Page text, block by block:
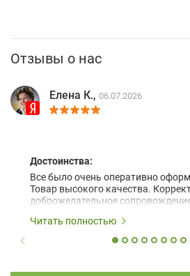
Отзывы о нас
Елена К., 06.07.2026
Достоинства:
Все было очень оперативно
Товар высокого качества.
доброжелательное
Читать полностью